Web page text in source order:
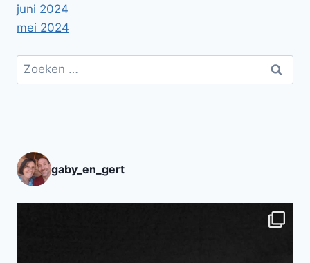
juni 2024
mei 2024
Zoeken
naar:
gaby_en_gert